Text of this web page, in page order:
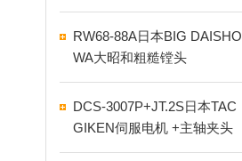
RW68-88A日本BIG DAISHO
WA大昭和粗糙镗头
DCS-3007P+JT.2S日本TAC
GIKEN伺服电机 +主轴夹头